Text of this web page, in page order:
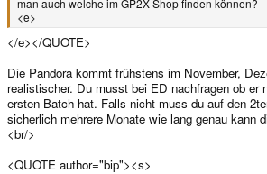
man auch welche im GP2X-Shop finden können?
<e>
</e></QUOTE>
Die Pandora kommt frühstens im November,
realistischer. Du musst bei ED nachfragen ob er
ersten Batch hat. Falls nicht muss du auf den
sicherlich mehrere Monate wie lang genau kann
<br/>
<QUOTE author="bip"><s>